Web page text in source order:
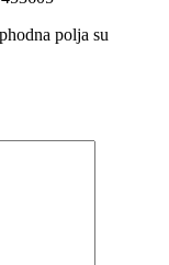
polja su